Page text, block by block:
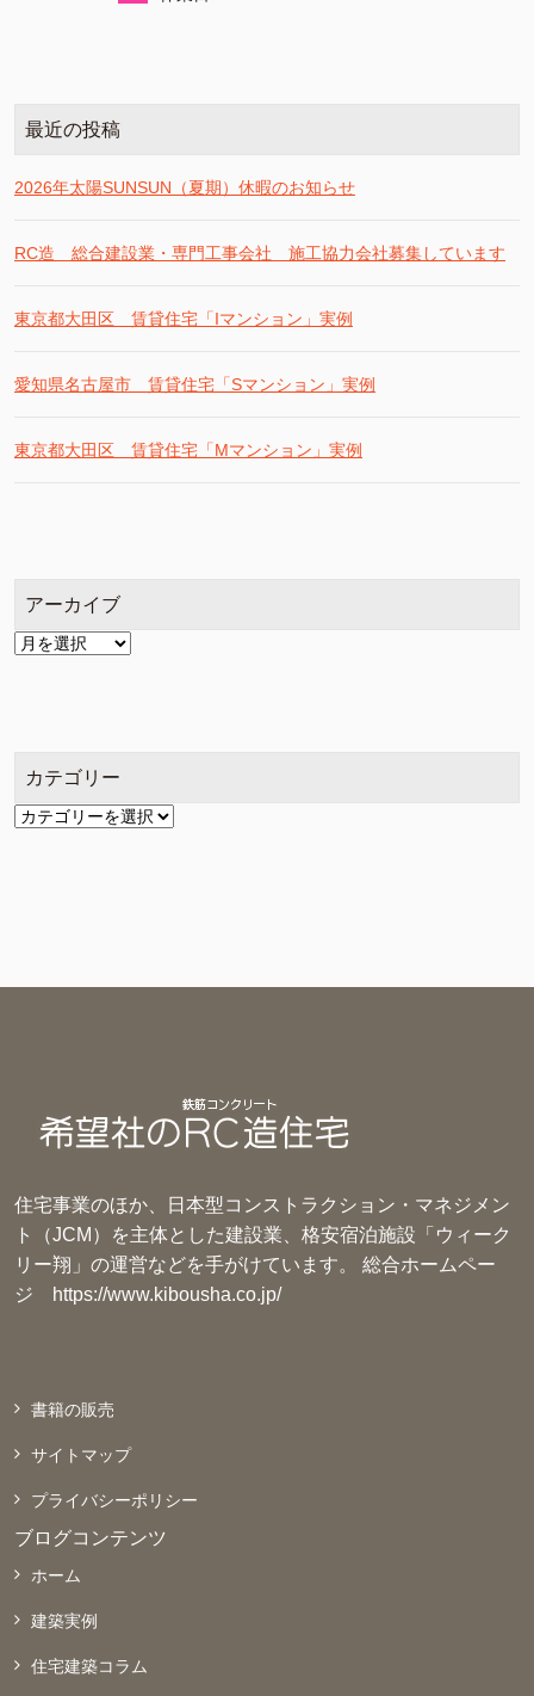
最近の投稿
2026年太陽SUNSUN（夏期）休暇のお知らせ
RC造 総合建設業・専門工事会社 施工協力会社募集しています
東京都大田区 賃貸住宅「Iマンション」実例
愛知県名古屋市 賃貸住宅「Sマンション」実例
東京都大田区 賃貸住宅「Mマンション」実例
アーカイブ
ア
カテゴリー
カ
住宅事業のほか、日本型コンストラクション・マネジメン
ト（JCM）を主体とした建設業、格安宿泊施設「ウィーク
リー翔」の運営などを手がけています。 総合ホームペー
ジ
https://www.kibousha.co.jp/
書籍の販売
サイトマップ
プライバシーポリシー
ブログコンテンツ
ホーム
建築実例
住宅建築コラム